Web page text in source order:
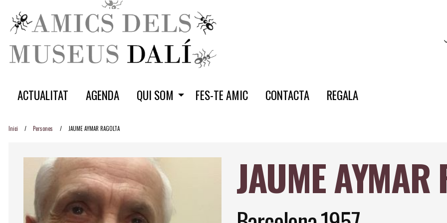
ACTUALITAT AGENDA QUI SOM FES-TE AMIC CONTACTA REGALA
Inici Persones JAUME AYMAR RAGOLTA
JAUME AYMAR